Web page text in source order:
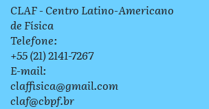
CLAF - Centro Latino-Americano
de Física
Telefone:
+55 (21) 2141-7267
E-mail:
claffisica@gmail.com
claf@cbpf.br